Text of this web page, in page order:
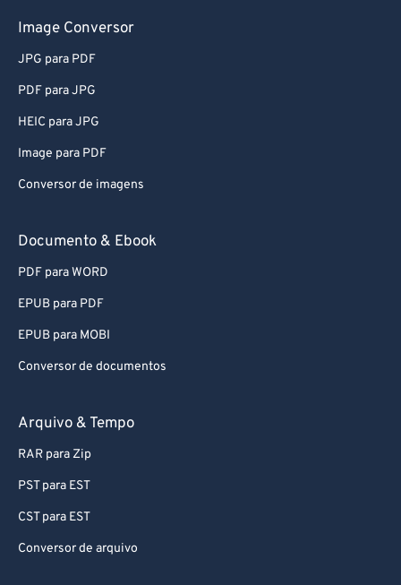
Image Conversor
JPG para PDF
PDF para JPG
HEIC para JPG
Image para PDF
Conversor de imagens
Documento & Ebook
PDF para WORD
EPUB para PDF
EPUB para MOBI
Conversor de documentos
Arquivo & Tempo
RAR para Zip
PST para EST
CST para EST
Conversor de arquivo